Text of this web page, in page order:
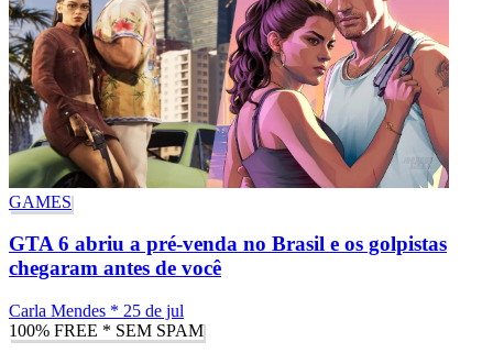
GAMES
GTA 6 abriu a pré-venda no Brasil e os golpistas
chegaram antes de você
Carla Mendes * 25 de jul
100% FREE * SEM SPAM